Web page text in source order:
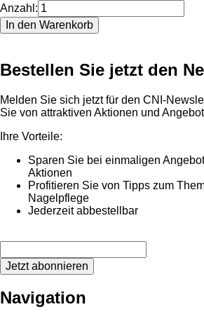
Anzahl:
Bestellen Sie jetzt den
Melden Sie sich jetzt für den CNI-
Sie von attraktiven Aktionen und
Ihre Vorteile:
Sparen Sie bei einmaligen
Aktionen
Profitieren Sie von Tipps zum
Nagelpflege
Jederzeit abbestellbar
Jetzt abonnieren
Navigation